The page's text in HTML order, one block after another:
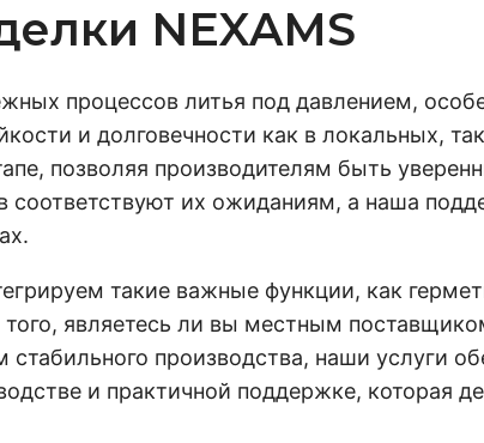
NEXAMS
процессов литья под давлением,
и долговечности как в локальных,
позволяя производителям быть
соответствуют их ожиданиям, а наша
такие важные функции, как
являетесь ли вы местным
производства, наши услуги
и практичной поддержке, которая